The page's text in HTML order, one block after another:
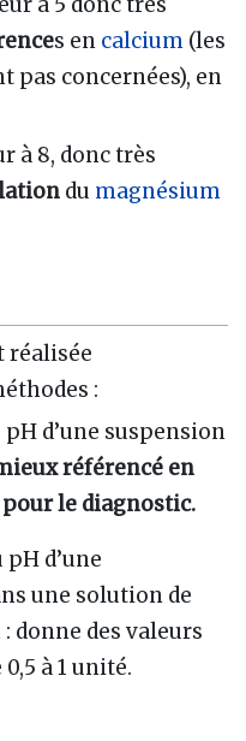
s en calcium (les
pas concernées), en
à 8, donc très
du magnésium
réalisée
:
d’une suspension
référencé en
le diagnostic.
d’une
une solution de
: donne des valeurs
0,5 à 1 unité.